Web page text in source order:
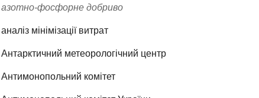
азотно-фосфорне добриво
аналіз мінімізації витрат
Антарктичний метеорологічний центр
Антимонопольний комітет